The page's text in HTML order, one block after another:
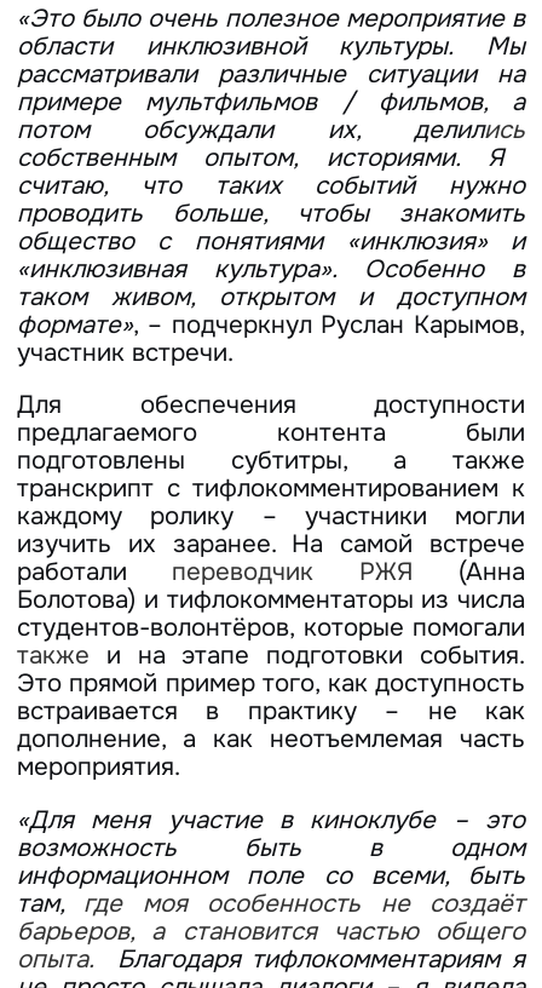
«Это было очень полезное мероприятие в
области инклюзивной культуры. Мы
рассматривали различные ситуации на
примере мультфильмов / фильмов, а
потом обсуждали их, делились
собственным опытом, историями. Я
считаю, что таких событий нужно
проводить больше, чтобы знакомить
общество с понятиями «инклюзия» и
«инклюзивная культура». Особенно в
таком живом, открытом и доступном
формате», – подчеркнул Руслан Карымов,
участник встречи.
Для обеспечения доступности
предлагаемого контента были
подготовлены субтитры, а также
транскрипт с тифлокомментированием к
каждому ролику – участники могли
изучить их заранее. На самой встрече
работали переводчик РЖЯ (Анна
Болотова) и тифлокомментаторы из числа
студентов-волонтёров, которые помогали
также и на этапе подготовки события.
Это прямой пример того, как доступность
встраивается в практику – не как
дополнение, а как неотъемлемая часть
мероприятия.
«Для меня участие в киноклубе – это
возможность быть в одном
информационном поле со всеми, быть
там, где моя особенность не создаёт
барьеров, а становится частью общего
опыта.
Благодаря тифлокомментариям я